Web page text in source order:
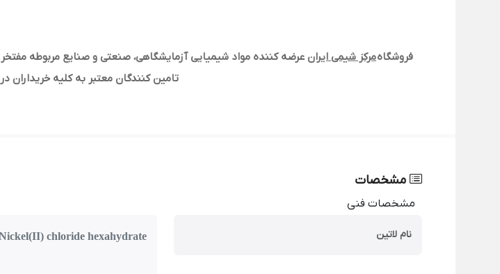
فروشگاهمرکز شیمی ایران عرضه کننده مواد شیمیایی آزمایشگاهی، صنعتی و صنایع مربوطه
تامین کنندگان معتبر به کلیه خریداران
مشخصات
مشخصات فنی
نام لاتین chloride hexahydrate